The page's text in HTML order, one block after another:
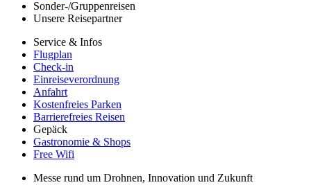
Sonder-/Gruppenreisen
Unsere Reisepartner
Service & Infos
Flugplan
Check-in
Einreiseverordnung
Anfahrt
Kostenfreies Parken
Barrierefreies Reisen
Gepäck
Gastronomie & Shops
Free Wifi
Messe rund um Drohnen, Innovation und Zukunft